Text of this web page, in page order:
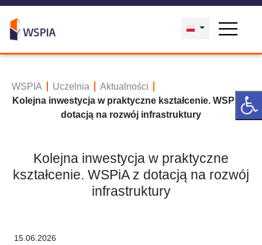
WSPIA Uczelnia
Aktualności
Kolejna inwestycja w praktyczne kształcenie. WSPiA z
dotacją na rozwój infrastruktury
Kolejna inwestycja w praktyczne
kształcenie. WSPiA z dotacją na rozwój
infrastruktury
15.06.2026